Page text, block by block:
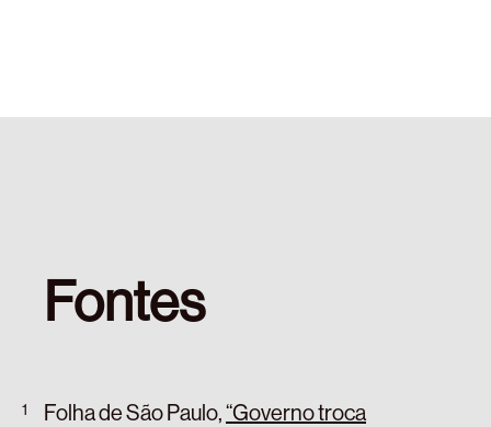
Fontes
Folha de São Paulo,“Governo troca